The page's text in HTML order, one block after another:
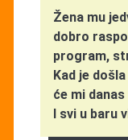
Žena mu
dobro
program,
Kad je
će mi
I svi u baru